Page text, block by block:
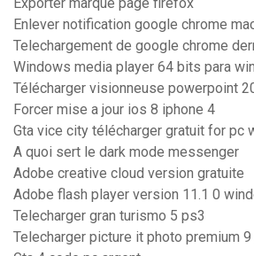
Exporter marque page firefox
Enlever notification google chrome
Telechargement de google chrome
Windows media player 64 bits para
Télécharger visionneuse powerpoint
Forcer mise a jour ios 8 iphone 4
Gta vice city télécharger gratuit for pc
A quoi sert le dark mode messenger
Adobe creative cloud version gratuite
Adobe flash player version 11.1 0
Telecharger gran turismo 5 ps3
Telecharger picture it photo premium